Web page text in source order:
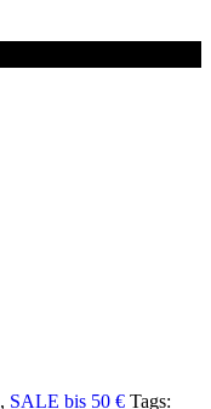
, SALE bis 50 € Tags: